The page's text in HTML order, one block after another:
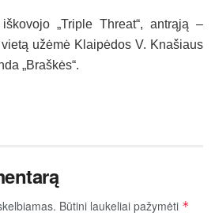
„Trip­le Threat“, ant­rąją –
užėmė Klaipė­dos V. Kna­šiaus
„Braškės“.
Būtini laukeliai pažymėti *